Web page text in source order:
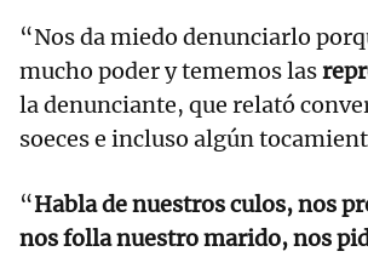
“Nos da miedo denunciarlo
mucho poder y tememos las
la denunciante, que relató
soeces e incluso algún
“Habla de nuestros culos, nos
nos folla nuestro marido, nos